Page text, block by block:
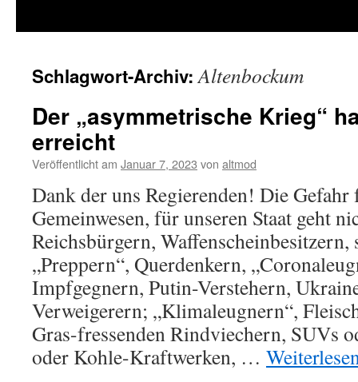
Schlagwort-Archiv:Altenbockum
Der „asymmetrische Krieg“
erreicht
Veröffentlicht am Januar 7, 2023 von altmod
Dank der uns Regierenden! Die Gefahr
Gemeinwesen, für unseren Staat geht
Reichsbürgern,
„Preppern“, Querdenkern,
Impfgegnern, Putin-Verstehern,
Verweigerern; „Klimaleugnern“,
Gras-fressenden Rindviechern, SUVs
oder Kohle-Kraftwerken, …